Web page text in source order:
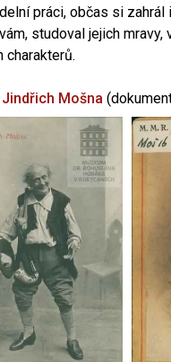
práci, občas si
studoval jejich
Jindřich Mošna